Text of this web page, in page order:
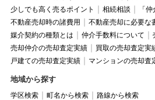
少しでも高く売るポイント
相続相談
「
不動産売却時の諸費用
不動産売却に必要な
媒介契約の種類とは
仲介手数料について
売却仲介の売却査定実績
買取の売却査定実
戸建ての売却査定実績
マンションの売却査
地域から探す
学区検索 町名から検索 路線から検索